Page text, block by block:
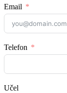
Email
Telefon
Učel